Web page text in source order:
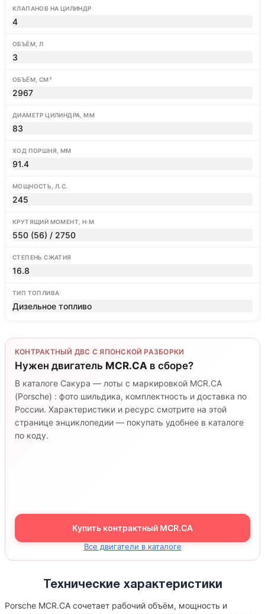
КЛАПАНОВ НА ЦИЛИНДР
4
ОБЪЁМ, Л
3
ОБЪЁМ, СМ³
2967
ДИАМЕТР ЦИЛИНДРА, ММ
83
ХОД ПОРШНЯ, ММ
91.4
МОЩНОСТЬ, Л.С.
245
КРУТЯЩИЙ МОМЕНТ, Н·М
550 (56) / 2750
СТЕПЕНЬ СЖАТИЯ
16.8
ТИП ТОПЛИВА
Дизельное топливо
КОНТРАКТНЫЙ ДВС С ЯПОНСКОЙ РАЗБОРКИ
Нужен двигатель MCR.CA в сборе?
В каталоге Сакура — лоты с маркировкой MCR.CA
(Porsche) : фото шильдика, комплектность и доставка по
России. Характеристики и ресурс смотрите на этой
странице энциклопедии — покупать удобнее в каталоге
по коду.
Купить контрактный MCR.CA
Все двигатели в каталоге
Технические характеристики
Porsche MCR.CA сочетает рабочий объём, мощность и